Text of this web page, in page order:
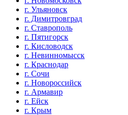
г. Ульяновск
г. Димитровград
г. Ставрополь
г. Пятигорск
г. Кисловодск
г. Невинномысск
г. Краснодар
г. Сочи
г. Новороссийск
г. Армавир
г. Ейск
г. Крым